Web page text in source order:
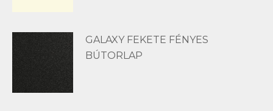
GALAXY FEKETE FÉNYES
BÚTORLAP